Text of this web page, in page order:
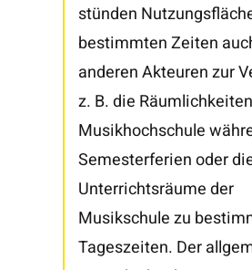
stünden
bestimmten Zeiten
anderen Akteuren zur
z. B. die
Musikhochschule
Semesterferien oder
Unterrichtsräume der
Musikschule zu
Tageszeiten. Der